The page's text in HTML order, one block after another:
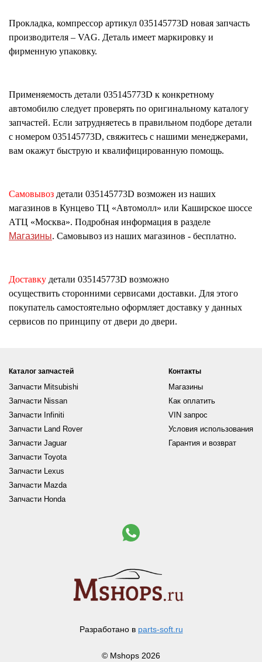
Прокладка, компрессор артикул 035145773D новая запчасть
производителя – VAG. Деталь имеет маркировку и
фирменную упаковку.
Применяемость детали 035145773D к конкретному
автомобилю следует проверять по оригинальному каталогу
запчастей. Если затрудняетесь в правильном подборе детали
с номером 035145773D, свяжитесь с нашими менеджерами,
вам окажут быструю и квалифицированную помощь.
Самовывоз детали 035145773D возможен из наших
магазинов в Кунцево ТЦ «Автомолл» или Каширское шоссе
АТЦ «Москва». Подробная информация в разделе
Магазины. Самовывоз из наших магазинов - бесплатно.
Доставку детали 035145773D возможно
осуществить сторонними сервисами доставки. Для этого
покупатель самостоятельно оформляет доставку у данных
сервисов по принципу от двери до двери.
Каталог запчастей
Запчасти Mitsubishi
Запчасти Nissan
Запчасти Infiniti
Запчасти Land Rover
Запчасти Jaguar
Запчасти Toyota
Запчасти Lexus
Запчасти Mazda
Запчасти Honda
Контакты
Магазины
Как оплатить
VIN запрос
Условия использования
Гарантия и возврат
Разработано в parts-soft.ru
© Mshops 2026